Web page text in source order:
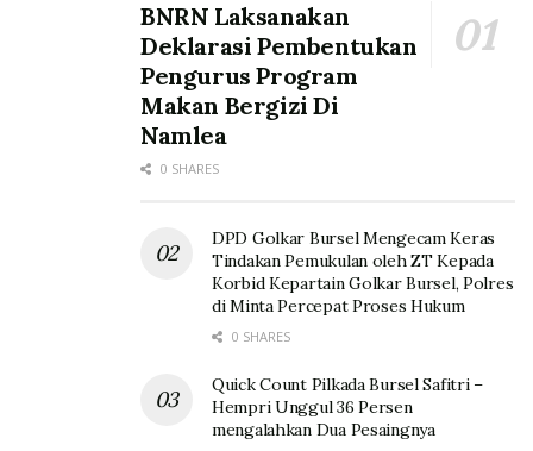
BNRN Laksanakan
Deklarasi Pembentukan
Pengurus Program
Makan Bergizi Di
Namlea
0 SHARES
DPD Golkar Bursel Mengecam Keras
Tindakan Pemukulan oleh ZT Kepada
Korbid Kepartain Golkar Bursel, Polres
di Minta Percepat Proses Hukum
0 SHARES
Quick Count Pilkada Bursel Safitri –
Hempri Unggul 36 Persen
mengalahkan Dua Pesaingnya